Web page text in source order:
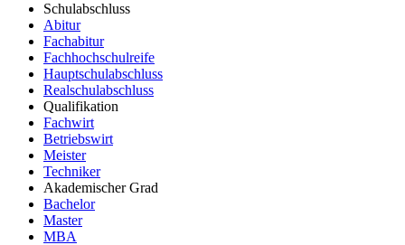
Schulabschluss
Abitur
Fachabitur
Fachhochschulreife
Hauptschulabschluss
Realschulabschluss
Qualifikation
Fachwirt
Betriebswirt
Meister
Techniker
Akademischer Grad
Bachelor
Master
MBA